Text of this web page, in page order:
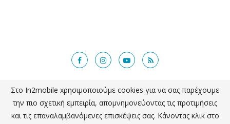
@2018 - in2mobile.gr. All Right Reserved. Designed and developed by
mcde.gr
Στο In2mobile xρησιμοποιούμε cookies για να σας παρέχουμε
την πιο σχετική εμπειρία, απομνημονεύοντας τις προτιμήσεις
και τις επαναλαμβανόμενες επισκέψεις σας. Κάνοντας κλικ στο